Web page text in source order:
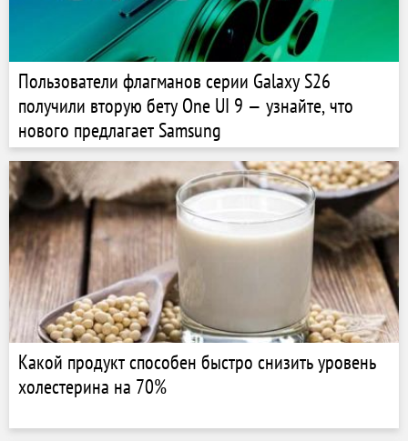
Пользователи флагманов серии Galaxy S26
получили вторую бету One UI 9 — узнайте, что
нового предлагает Samsung
Какой продукт способен быстро снизить уровень
холестерина на 70%